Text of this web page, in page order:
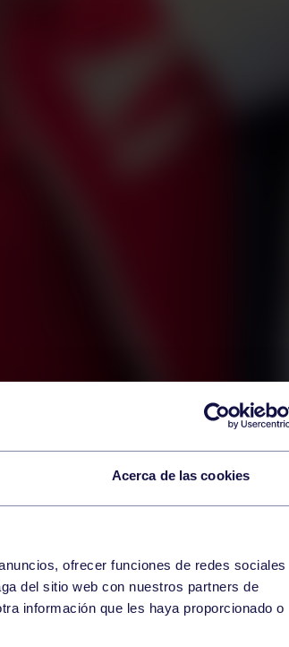
Acerca de las cookies
ofrecer funciones de redes sociales
del sitio web con nuestros partners de
información que les haya proporcionado o